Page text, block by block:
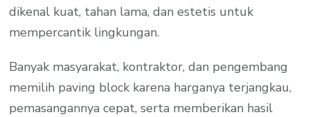
dikenal kuat, tahan lama, dan estetis untuk
mempercantik lingkungan.
Banyak masyarakat, kontraktor, dan pengembang
memilih paving block karena harganya terjangkau,
pemasangannya cepat, serta memberikan hasil